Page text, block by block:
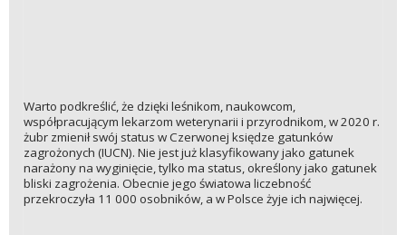
Warto podkreślić, że dzięki leśnikom, naukowcom,
współpracującym lekarzom weterynarii i przyrodnikom, w 2020 r.
żubr zmienił swój status w Czerwonej księdze gatunków
zagrożonych (IUCN). Nie jest już klasyfikowany jako gatunek
narażony na wyginięcie, tylko ma status, określony jako gatunek
bliski zagrożenia. Obecnie jego światowa liczebność
przekroczyła 11 000 osobników, a w Polsce żyje ich najwięcej.